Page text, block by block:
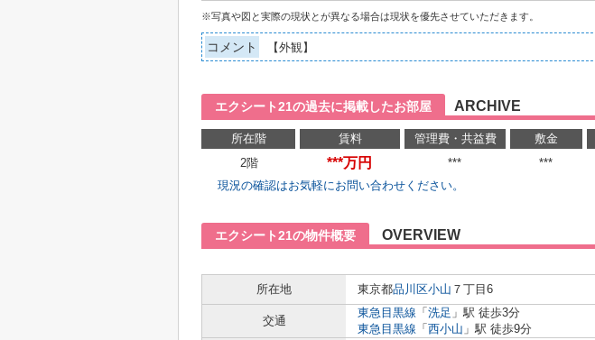
※写真や図と実際の現状とが異なる場合は現状を優先させていただきます。
コメント 【外観】
エクシート21の過去に掲載したお部屋 ARCHIVE
所在階 賃料 管理費・共益費 敷金
2階
***万円 *** ***
現況の確認はお気軽にお問い合わせください。
エクシート21の物件概要 OVERVIEW
所在地
東京都品川区小山 ７丁目6
交通
東急目黒線 「 洗足 」駅 徒歩3分
東急目黒線 「 西小山 」駅 徒歩9分